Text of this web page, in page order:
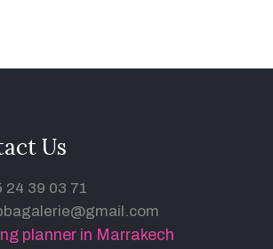
Us
24 39 03 71
planner in Marrakech